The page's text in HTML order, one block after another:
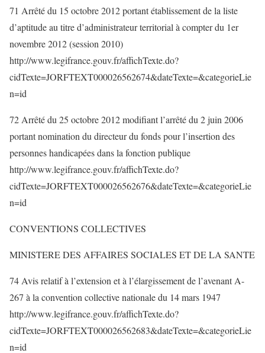
71 Arrêté du 15 octobre 2012 portant établissement de la liste
d’aptitude au titre d’administrateur territorial à compter du 1er
novembre 2012 (session 2010)
http://www.legifrance.gouv.fr/affichTexte.do?
cidTexte=JORFTEXT000026562674&dateTexte=&categorieLie
n=id
72 Arrêté du 25 octobre 2012 modifiant l’arrêté du 2 juin 2006
portant nomination du directeur du fonds pour l’insertion des
personnes handicapées dans la fonction publique
http://www.legifrance.gouv.fr/affichTexte.do?
cidTexte=JORFTEXT000026562676&dateTexte=&categorieLie
n=id
CONVENTIONS COLLECTIVES
MINISTERE DES AFFAIRES SOCIALES ET DE LA SANTE
74 Avis relatif à l’extension et à l’élargissement de l’avenant A-
267 à la convention collective nationale du 14 mars 1947
http://www.legifrance.gouv.fr/affichTexte.do?
cidTexte=JORFTEXT000026562683&dateTexte=&categorieLie
n=id